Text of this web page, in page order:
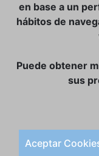
TIENDA ONLINE:
Plaça de la Llibertat,
Tlf. 971 93 78 75
en base a un
hábitos de
Puede obtener
sus
Aceptar